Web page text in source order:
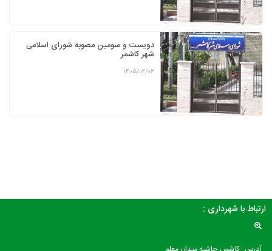
دویست و سومین مصوبه شورای اسلامی
شهر کاشمر
1405/02/06
ارتباط با شهرداری :